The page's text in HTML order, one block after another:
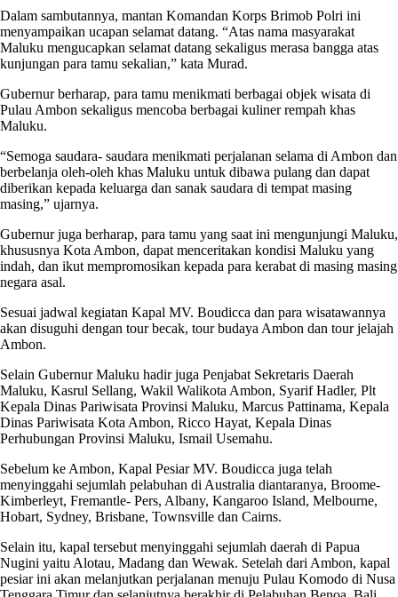
Dalam sambutannya, mantan Komandan Korps Brimob Polri ini
menyampaikan ucapan selamat datang. “Atas nama masyarakat
Maluku mengucapkan selamat datang sekaligus merasa bangga atas
kunjungan para tamu sekalian,” kata Murad.
Gubernur berharap, para tamu menikmati berbagai objek wisata di
Pulau Ambon sekaligus mencoba berbagai kuliner rempah khas
Maluku.
“Semoga saudara- saudara menikmati perjalanan selama di Ambon dan
berbelanja oleh-oleh khas Maluku untuk dibawa pulang dan dapat
diberikan kepada keluarga dan sanak saudara di tempat masing
masing,” ujarnya.
Gubernur juga berharap, para tamu yang saat ini mengunjungi Maluku,
khususnya Kota Ambon, dapat menceritakan kondisi Maluku yang
indah, dan ikut mempromosikan kepada para kerabat di masing masing
negara asal.
Sesuai jadwal kegiatan Kapal MV. Boudicca dan para wisatawannya
akan disuguhi dengan tour becak, tour budaya Ambon dan tour jelajah
Ambon.
Selain Gubernur Maluku hadir juga Penjabat Sekretaris Daerah
Maluku, Kasrul Sellang, Wakil Walikota Ambon, Syarif Hadler, Plt
Kepala Dinas Pariwisata Provinsi Maluku, Marcus Pattinama, Kepala
Dinas Pariwisata Kota Ambon, Ricco Hayat, Kepala Dinas
Perhubungan Provinsi Maluku, Ismail Usemahu.
Sebelum ke Ambon, Kapal Pesiar MV. Boudicca juga telah
menyinggahi sejumlah pelabuhan di Australia diantaranya, Broome-
Kimberleyt, Fremantle- Pers, Albany, Kangaroo Island, Melbourne,
Hobart, Sydney, Brisbane, Townsville dan Cairns.
Selain itu, kapal tersebut menyinggahi sejumlah daerah di Papua
Nugini yaitu Alotau, Madang dan Wewak. Setelah dari Ambon, kapal
pesiar ini akan melanjutkan perjalanan menuju Pulau Komodo di Nusa